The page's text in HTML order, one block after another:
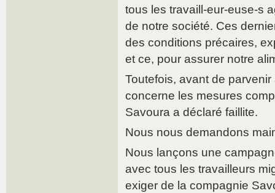
tous les travaill-eur-euse-s
de notre société. Ces
des conditions précaires,
et ce, pour assurer notre
Toutefois, avant de
concerne les mesures
Savoura a déclaré faillite.
Nous nous demandons
Nous lançons une
avec tous les travailleurs
exiger de la compagnie